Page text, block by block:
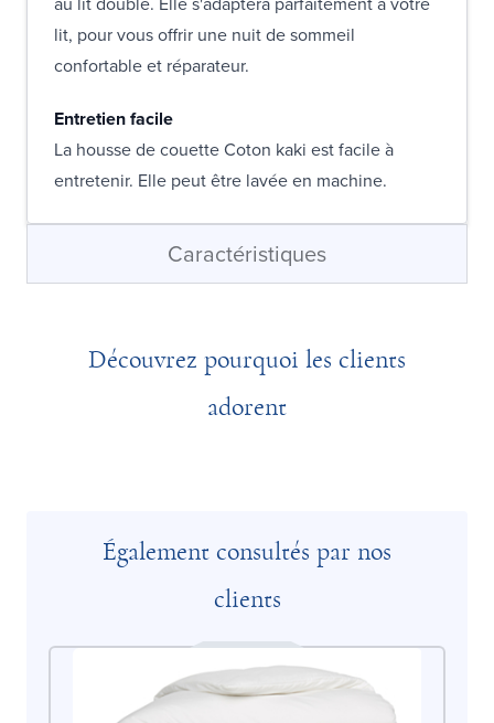
lit, pour vous offrir une nuit de sommeil
confortable et réparateur.
Entretien facile
La housse de couette Coton kaki est facile à
entretenir. Elle peut être lavée en machine.
Caractéristiques
Découvrez pourquoi les clients
adorent
Également consultés par nos
clients